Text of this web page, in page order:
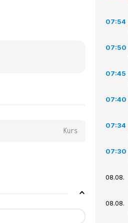
Kurs
07:54
07:50
07:45
07:40
07:34
07:30
08.08.
08.08.